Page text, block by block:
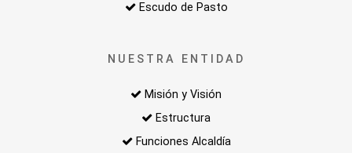
Escudo de Pasto
NUESTRA ENTIDAD
Misión y Visión
Estructura
Funciones Alcaldía